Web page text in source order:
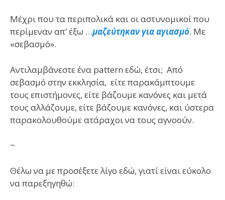
Μέχρι που τα περιπολικά και οι αστυνομικοί που
περίμεναν απ’ έξω …μαζεύτηκαν για αγιασμό. Με
«σεβασμό».
Αντιλαμβάνεστε ένα pattern εδώ, έτσι; Από
σεβασμό στην εκκλησία, είτε παρακάμπτουμε
τους επιστήμονες, είτε βάζουμε κανόνες και μετά
τους αλλάζουμε, είτε βάζουμε κανόνες, και ύστερα
παρακολουθούμε ατάραχοι να τους αγνοούν.
~
Θέλω να με προσέξετε λίγο εδώ, γιατί είναι εύκολο
να παρεξηγηθώ: